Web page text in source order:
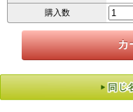
購入数